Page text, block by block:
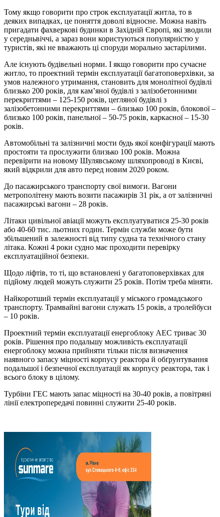
Тому якщо говорити про строк експлуатації житла, то в
деяких випадках, це поняття доволі відносне. Можна навіть
пригадати фахверкові будинки в Західній Європі, які зводили
у середньвіччі, а зараз вони користуються популярністю у
туристів, які не вважають ці споруди морально застарілими.
Але існують будівельні норми. І якщо говорити про сучасне
житло, то проектний термін експлуатації багатоповерхівки, за
умов належного утримання, становить для монолітної будівлі
близько 200 років, для кам’яної будівлі з залізобетонними
перекриттями – 125-150 років, цегляної будівлі з
залізобетонними перекриттями – близько 100 років, блокової –
близько 100 років, панельної – 50-75 років, каркасної – 15-30
років.
Автомобільні та залізничні мости будь якої конфігурації мають
простояти та прослужити близько 100 років. Можна
перевірити на новому Шулявському шляхопроводі в Києві,
який відкрили для авто перед новим 2020 роком.
До пасажирського транспорту свої вимоги. Вагони
метрополітену мають возити пасажирів 31 рік, а от залізничні
пасажирські вагони – 28 років.
Літаки цивільної авіації можуть експлуатуватися 25-30 років
або 40-60 тис. льотних годин. Термін служби може бути
збільшений в залежності від типу судна та технічного стану
літака. Кожні 4 роки судно має проходити перевірку
експлуатаційної безпеки.
Щодо ліфтів, то ті, що встановлені у багатоповерхівках для
підйому людей можуть служити 25 років. Потім треба міняти.
Найкоротший термін експлуатації у міського громадського
транспорту. Трамвайні вагони служать 15 років, а тролейбуси
– 10 років.
Проектний термін експлуатації енергоблоку АЕС триває 30
років. Рішення про подальшу можливість експлуатації
енергоблоку можна прийняти тільки після визначення
наявного запасу міцності корпусу реактора й обґрунтування
подальшої і безпечної експлуатації як корпусу реактора, так і
всього блоку в цілому.
Турбіни ГЕС мають запас міцності на 30-40 років, а повітряні
лінії електропередачі повинні служити 25-40 років.